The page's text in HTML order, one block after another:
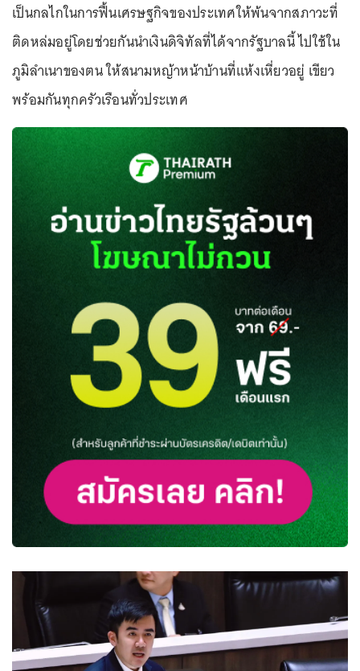
เป็นกลไกในการฟื้นเศรษฐกิจของประเทศให้พ้นจากสภาวะที่
ติดหล่มอยู่โดยช่วยกันนำเงินดิจิทัลที่ได้จากรัฐบาลนี้ ไปใช้ใน
ภูมิลำเนาของตน ให้สนามหญ้าหน้าบ้านที่แห้งเหี่ยวอยู่ เขียว
พร้อมกันทุกครัวเรือนทั่วประเทศ